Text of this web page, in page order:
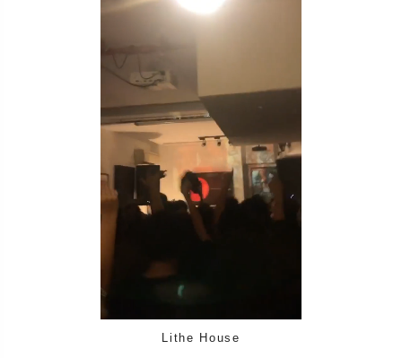
Lithe House